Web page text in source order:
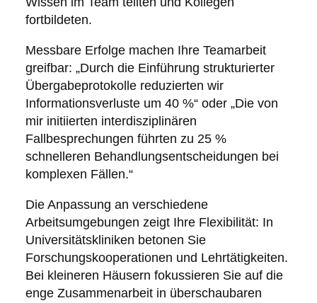
fortbildeten.
Messbare Erfolge machen Ihre Teamarbeit
greifbar: „Durch die Einführung strukturierter
Übergabeprotokolle reduzierten wir
Informationsverluste um 40 %“ oder „Die von
mir initiierten interdisziplinären
Fallbesprechungen führten zu 25 %
schnelleren Behandlungsentscheidungen bei
komplexen Fällen.“
Die Anpassung an verschiedene
Arbeitsumgebungen zeigt Ihre Flexibilität: In
Universitätskliniken betonen Sie
Forschungskooperationen und Lehrtätigkeiten.
Bei kleineren Häusern fokussieren Sie auf die
enge Zusammenarbeit in überschaubaren